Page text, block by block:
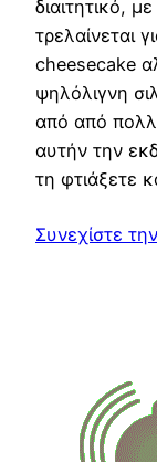
διαιτητικό,
τρελαίνεται
cheesecake
ψηλόλιγνη
από από
αυτήν την
τη φτιάξετε
Συνεχίστε